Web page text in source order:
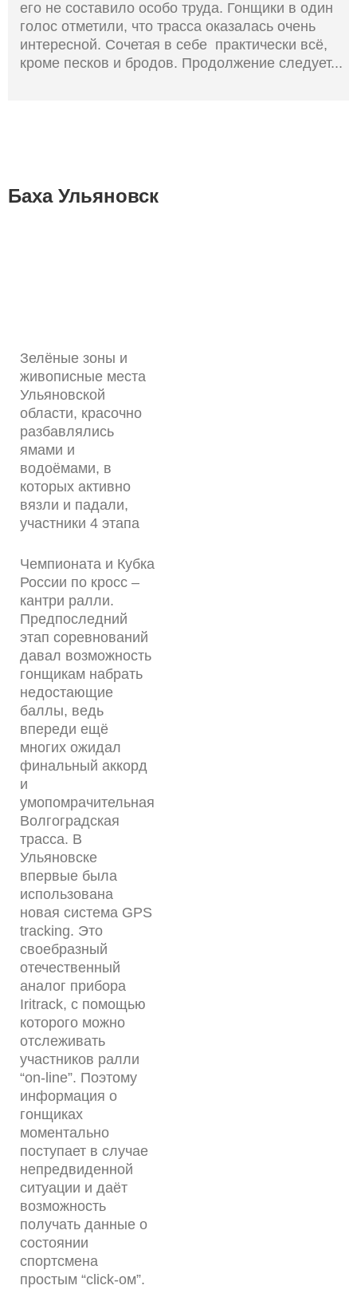
его не составило особо труда. Гонщики в один
голос отметили, что трасса оказалась очень
интересной. Сочетая в себе практически всё,
кроме песков и бродов. Продолжение следует...
Баха Ульяновск
Зелёные зоны и
живописные места
Ульяновской
области, красочно
разбавлялись
ямами и
водоёмами, в
которых активно
вязли и падали,
участники 4 этапа
Чемпионата и Кубка
России по кросс –
кантри ралли.
Предпоследний
этап соревнований
давал возможность
гонщикам набрать
недостающие
баллы, ведь
впереди ещё
многих ожидал
финальный аккорд
и
умопомрачительная
Волгоградская
трасса. В
Ульяновске
впервые была
использована
новая система GPS
tracking. Это
своебразный
отечественный
аналог прибора
Iritrack, с помощью
которого можно
отслеживать
участников ралли
“on-line”. Поэтому
информация о
гонщиках
моментально
поступает в случае
непредвиденной
ситуации и даёт
возможность
получать данные о
состоянии
спортсмена
простым “click-ом”.